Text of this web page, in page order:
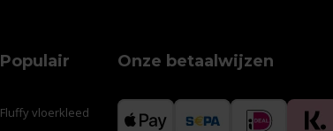
Populair
Fluffy vloerkleed
Onze betaalwijzen